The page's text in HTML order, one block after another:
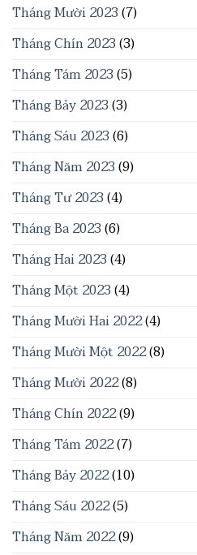
Tháng Mười 2023(7)
Tháng Chín 2023(3)
Tháng Tám 2023(5)
Tháng Bảy 2023(3)
Tháng Sáu 2023(6)
Tháng Năm 2023(9)
Tháng Tư 2023(4)
Tháng Ba 2023(6)
Tháng Hai 2023(4)
Tháng Một 2023(4)
Tháng Mười Hai 2022(4)
Tháng Mười Một 2022(8)
Tháng Mười 2022(8)
Tháng Chín 2022(9)
Tháng Tám 2022(7)
Tháng Bảy 2022(10)
Tháng Sáu 2022(5)
Tháng Năm 2022(9)